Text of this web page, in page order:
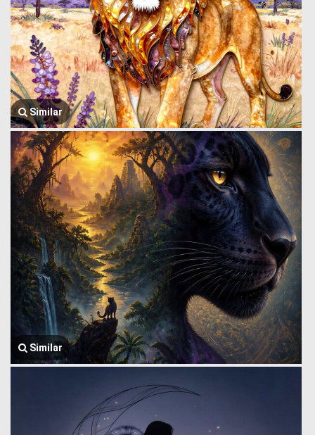
Similar
Similar